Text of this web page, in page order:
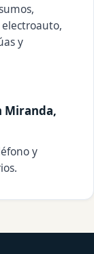
y
Miranda,
y